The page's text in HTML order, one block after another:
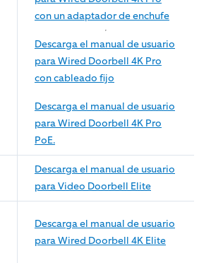
con un adaptador de enchufe
Descarga el manual de usuario
para Wired Doorbell 4K Pro
con cableado fijo
Descarga el manual de usuario
para Wired Doorbell 4K Pro
PoE.
Descarga el manual de usuario
para Video Doorbell Elite
Descarga el manual de usuario
para Wired Doorbell 4K Elite